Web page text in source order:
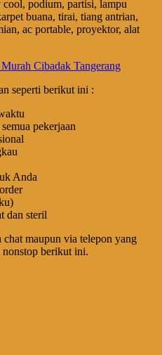
podium, partisi, lampu
buana, tirai, tiang antrian,
ac portable, proyektor, alat
seperti berikut ini :
pekerjaan
Anda
dan steril
maupun via telepon yang
nonstop berikut ini.